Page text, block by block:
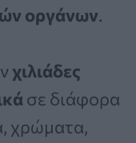
οργάνων.
χιλιάδες
σε διάφορα
χρώματα,